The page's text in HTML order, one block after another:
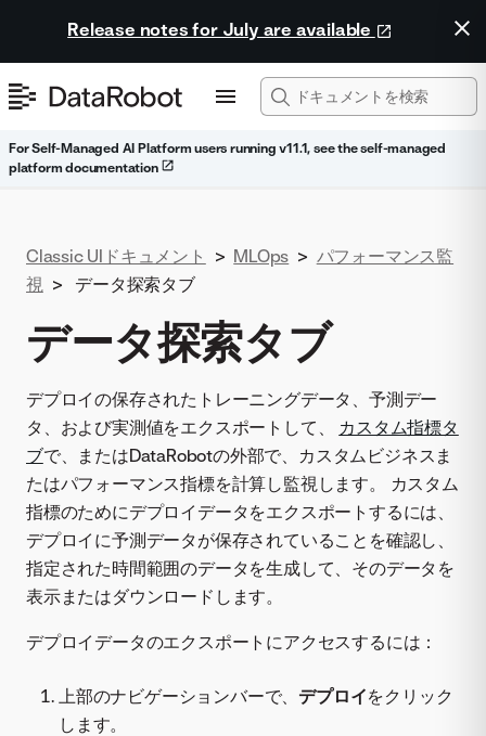
Release notes for July are available
For Self-Managed AI Platform users running v11.1, see the self-managed
platform documentation
Classic UIドキュメント > MLOps > パフォーマンス監
視 > データ探索タブ
データ探索タブ
デプロイの保存されたトレーニングデータ、予測デー
タ、および実測値をエクスポートして、 カスタム指標タ
ブで、またはDataRobotの外部で、カスタムビジネスま
たはパフォーマンス指標を計算し監視します。 カスタム
指標のためにデプロイデータをエクスポートするには、
デプロイに予測データが保存されていることを確認し、
指定された時間範囲のデータを生成して、そのデータを
表示またはダウンロードします。
デプロイデータのエクスポートにアクセスするには：
上部のナビゲーションバーで、 デプロイをクリック
します。